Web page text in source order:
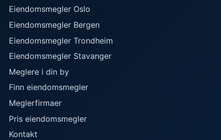
Eiendomsmegler Oslo
Eiendomsmegler Bergen
Eiendomsmegler Trondheim
Eiendomsmegler Stavanger
Meglere i din by
Finn eiendomsmegler
Meglerfirmaer
Pris eiendomsmegler
Kontakt